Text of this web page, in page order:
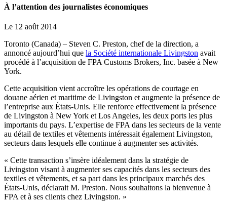
À l’attention des journalistes économiques
Le 12 août 2014
Toronto (Canada) – Steven C. Preston, chef de la direction, a
annoncé aujourd’hui que la Société internationale Livingston avait
procédé à l’acquisition de FPA Customs Brokers, Inc. basée à New
York.
Cette acquisition vient accroître les opérations de courtage en
douane aérien et maritime de Livingston et augmente la présence de
l’entreprise aux États-Unis. Elle renforce effectivement la présence
de Livingston à New York et Los Angeles, les deux ports les plus
importants du pays. L’expertise de FPA dans les secteurs de la vente
au détail de textiles et vêtements intéressait également Livingston,
secteurs dans lesquels elle continue à augmenter ses activités.
« Cette transaction s’insère idéalement dans la stratégie de
Livingston visant à augmenter ses capacités dans les secteurs des
textiles et vêtements, et sa part dans les principaux marchés des
États-Unis, déclarait M. Preston. Nous souhaitons la bienvenue à
FPA et à ses clients chez Livingston. »